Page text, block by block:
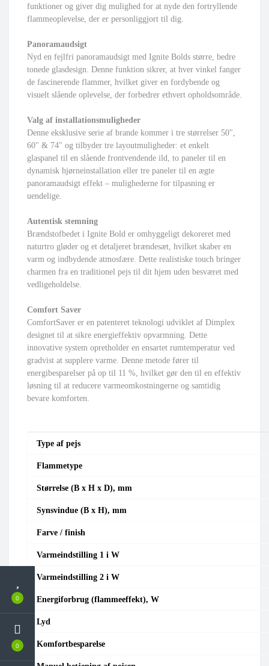
0
0
funktioner og giver dig mulighed for at nyde den fortryllende
flammeoplevelse, der er personliggjort til dig.
Panoramaudsigt
Nyd en fejlfri panoramaudsigt med Ignite Bolds større, bedre
tonede glasdesign. Denne funktion sikrer, at hver vinkel fanger
de fascinerende flammer, hvilket giver en fordybende og
visuelt slående oplevelse, der forbedrer ethvert opholdsområde.
Valg af installationsmuligheder
Denne eksklusive serie af brande kommer i tre størrelser 50",
60" & 74" og tilbyder tre layoutmuligheder: et enkelt
glaspanel til en slående frontvendende ild, to paneler til en
dynamisk hjørneinstallation eller tre paneler til en ægte
panoramaudsigt effekt – mulighederne for tilpasning er
uendelige.
Autentisk stemning
Brændstofbedet i Ignite Bold er omhyggeligt dekoreret med
naturtro gløder og et detaljeret brændesæt, hvilket skaber en
varm og indbydende atmosfære. Dette realistiske touch bringer
charmen fra en traditionel pejs til dit hjem uden besværet med
vedligeholdelse.
Comfort Saver
ComfortSaver er en patenteret teknologi udviklet af Dimplex
designet til at sikre energieffektiv opvarmning. Dette
innovative system opretholder en ensartet rumtemperatur ved
gradvist at supplere varme. Denne metode fører til
energibesparelser på op til 11 %, hvilket gør den til en effektiv
løsning til at reducere varmeomkostningerne og samtidig
bevare komforten.
Type af pejs
Flammetype
Størrelse (B x H x D), mm
Synsvindue (B x H), mm
Farve / finish
Varmeindstilling 1 i W
Varmeindstilling 2 i W
Energiforbrug (flammeeffekt), W
Lyd
Komfortbesparelse